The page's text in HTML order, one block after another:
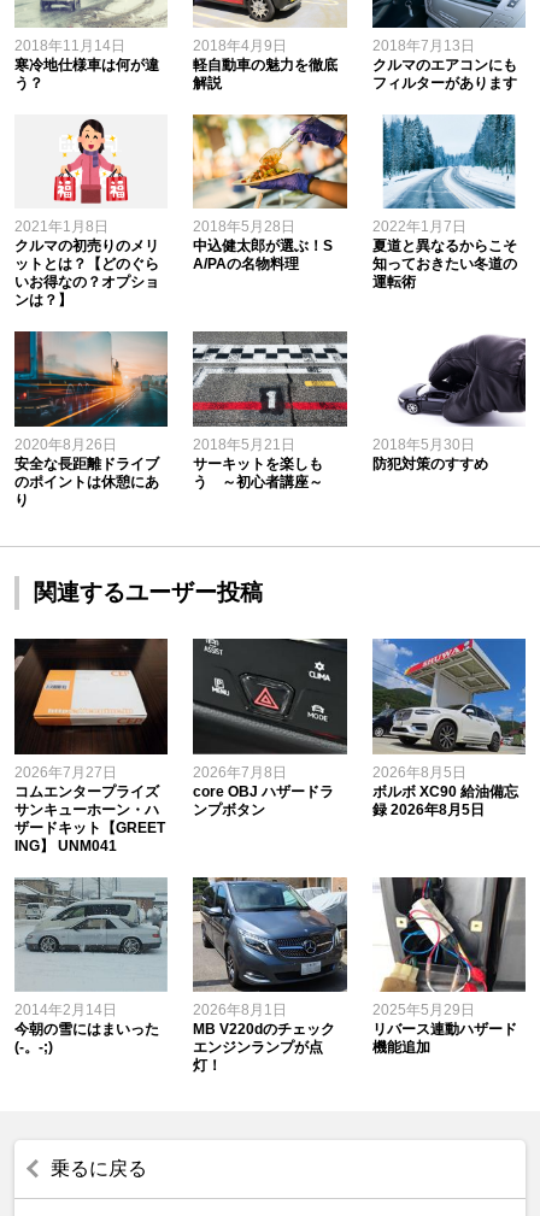
2018年11月14日
寒冷地仕様車は何が違
う？
2018年4月9日
軽自動車の魅力を徹底
解説
2018年7月13日
クルマのエアコンにも
フィルターがあります
2021年1月8日
クルマの初売りのメリ
ットとは？【どのぐら
いお得なの？オプショ
ンは？】
2018年5月28日
中込健太郎が選ぶ！S
A/PAの名物料理
2022年1月7日
夏道と異なるからこそ
知っておきたい冬道の
運転術
2020年8月26日
安全な長距離ドライブ
のポイントは休憩にあ
り
2018年5月21日
サーキットを楽しも
う ～初心者講座～
2018年5月30日
防犯対策のすすめ
関連するユーザー投稿
2026年7月27日
コムエンタープライズ
サンキューホーン・ハ
ザードキット【GREET
ING】 UNM041
2026年7月8日
core OBJ ハザードラ
ンプボタン
2026年8月5日
ボルボ XC90 給油備忘
録 2026年8月5日
2014年2月14日
今朝の雪にはまいった
(-。-;)
2026年8月1日
MB V220dのチェック
エンジンランプが点
灯！
2025年5月29日
リバース連動ハザード
機能追加
乗るに戻る